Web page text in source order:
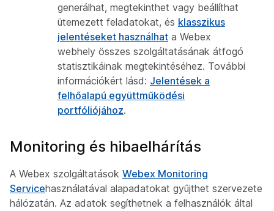
generálhat, megtekinthet vagy beállíthat
ütemezett feladatokat, és klasszikus
jelentéseket használhat a Webex
webhely összes szolgáltatásának átfogó
statisztikáinak megtekintéséhez. További
információkért lásd: Jelentések a
felhőalapú együttműködési
portfóliójához.
Monitoring és hibaelhárítás
A Webex szolgáltatások Webex Monitoring
Servicehasználatával alapadatokat gyűjthet szervezete
hálózatán. Az adatok segíthetnek a felhasználók által